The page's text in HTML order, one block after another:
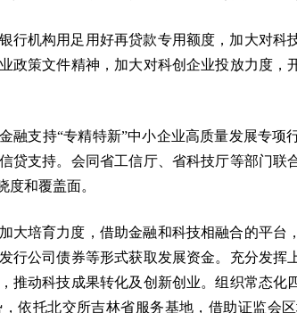
行机构用足用好再贷款专用额度，加大对
政策文件精神，加大对科创企业投放力度
融支持“专精特新”中小企业高质量发展专项
贷支持。会同省工信厅、省科技厅等部门
和覆盖面。
大培育力度，借助金融和科技相融合的平
行公司债券等形式获取发展资金。充分发挥
推动科技成果转化及创新创业。组织常态化
依托北交所吉林省服务基地，借助证监会